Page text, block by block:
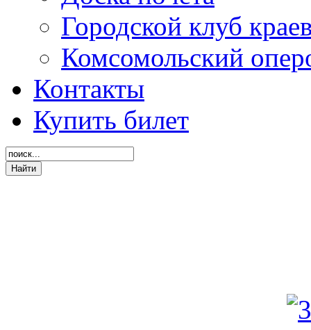
Городской клуб
Комсомольский
Контакты
Купить билет